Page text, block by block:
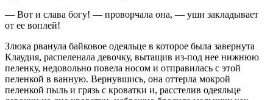
— Вот и слава богу! — проворчала она, — уши закладывает
от ее воплей!
Злюка рванула байковое одеяльце в которое была завернута
Клаудия, распеленала девочку, вытащив из-под нее нижнюю
пеленку, недовольно повела носом и отправилась с этой
пеленкой в ванную. Вернувшись, она оттерла мокрой
пеленкой пыль и грязь с кроватки и, расстелив одеяльце